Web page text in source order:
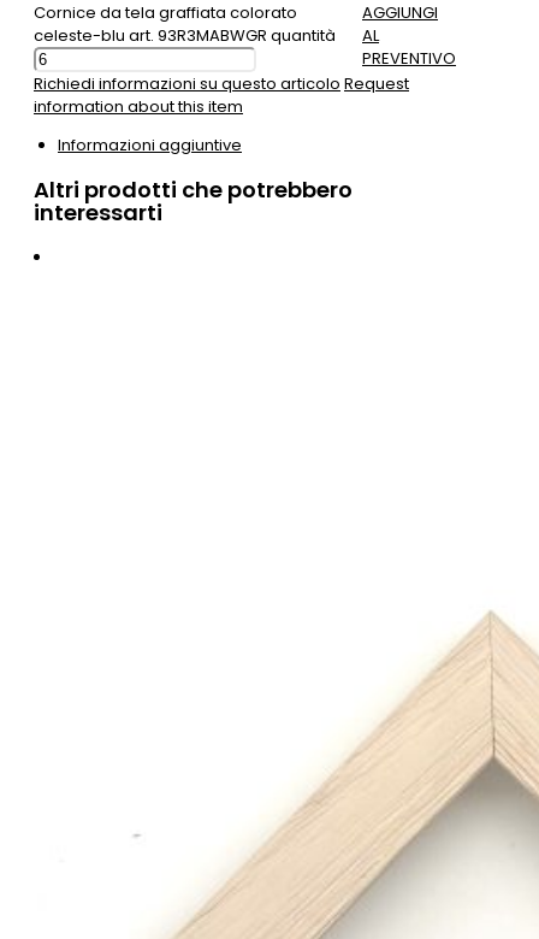
Cornice da tela graffiata colorato
celeste-blu art. 93R3MABWGR quantità
AGGIUNGI
AL
PREVENTIVO
Richiedi informazioni su questo articolo Request
information about this item
Informazioni aggiuntive
Altri prodotti che potrebbero
interessarti